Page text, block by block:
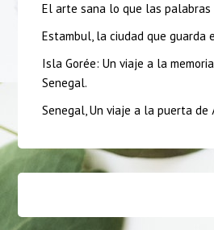
El arte sana lo que las palabras
Estambul, la ciudad que guarda
Isla Gorée: Un viaje a la
Senegal.
Senegal, Un viaje a la puerta de